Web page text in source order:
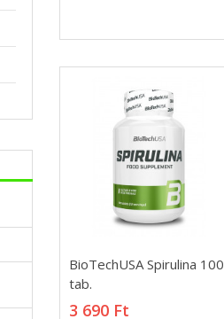
BioTechUSA Spirulina
100 tab.
3 690 Ft
BioTechUSA Spirulina 100
tab.
3 690 Ft